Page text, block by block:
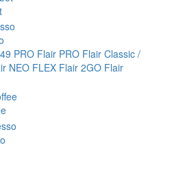
PRO Flair PRO Flair Classic /
NEO FLEX Flair 2GO Flair